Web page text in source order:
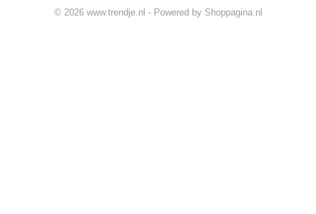
© 2026 www.trendje.nl - Powered by Shoppagina.nl